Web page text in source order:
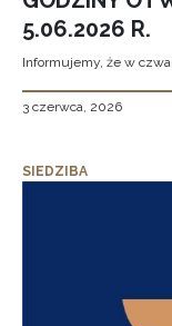
5.06.2026 R.
Informujemy, że w
3 czerwca, 2026
SIEDZIBA